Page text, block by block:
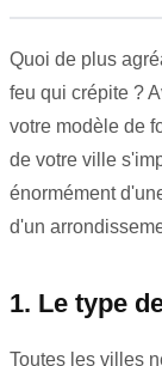
Quoi de plus
feu qui crépite ?
votre modèle de
de votre ville
énormément
d'un
1. Le type
Toutes les villes